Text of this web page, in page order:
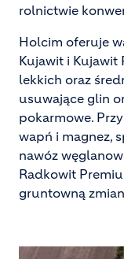
rolnictwie
Holcim oferuje
Kujawit i Kujawit
lekkich oraz
usuwające glin
pokarmowe.
wapń i magnez,
nawóz
Radkowit
gruntowną